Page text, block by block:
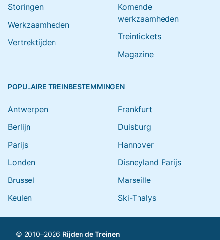
Storingen
Werkzaamheden
Vertrektijden
Komende
werkzaamheden
Treintickets
Magazine
POPULAIRE TREINBESTEMMINGEN
Antwerpen
Berlijn
Parijs
Londen
Brussel
Keulen
Frankfurt
Duisburg
Hannover
Disneyland Parijs
Marseille
Ski-Thalys
© 2010–2026 Rijden de Treinen